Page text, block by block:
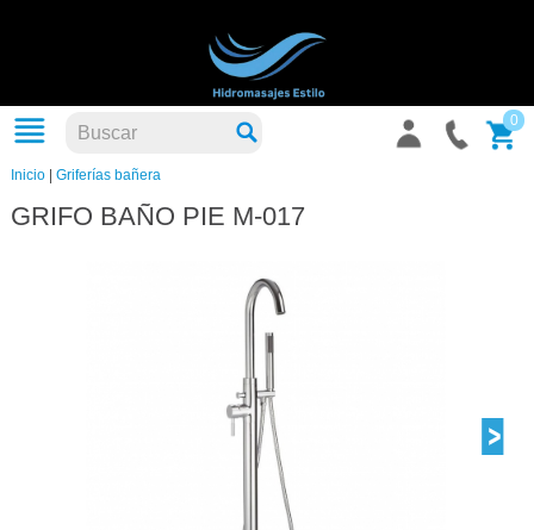
0
Inicio| Griferías bañera
GRIFO BAÑO PIE M-017